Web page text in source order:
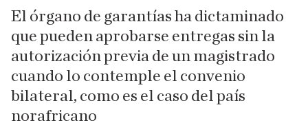
El órgano de garantías ha dictaminado
que pueden aprobarse entregas sin la
autorización previa de un magistrado
cuando lo contemple el convenio
bilateral, como es el caso del país
norafricano